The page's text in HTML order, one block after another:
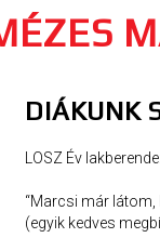
DIÁKUNK
LOSZ Év
“Marcsi már látom,
(egyik kedves